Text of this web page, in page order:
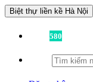
Biệt thự liền kề Hà Nội
580